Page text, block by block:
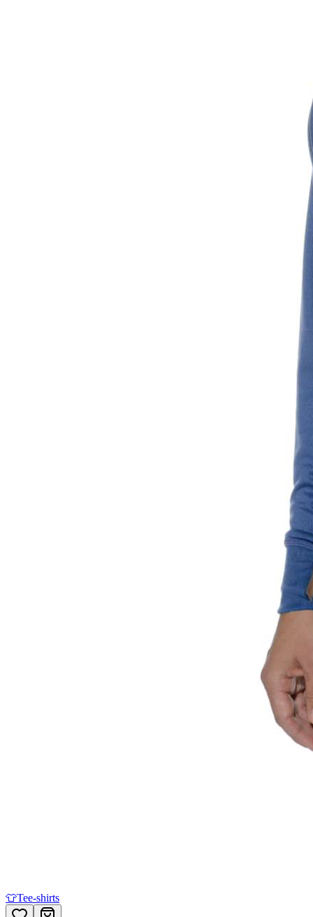
👕Tee-shirts